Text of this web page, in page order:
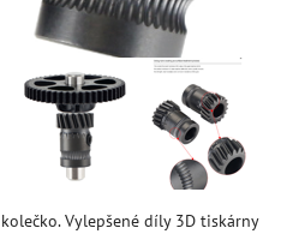
Vylepšené díly 3D tiskárny